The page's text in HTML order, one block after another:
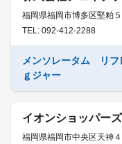
福岡県福岡市博多区堅粕
TEL: 092-412-2288
メンソレータム リ
ｇジャー
イオンショッパー
福岡県福岡市中央区天神